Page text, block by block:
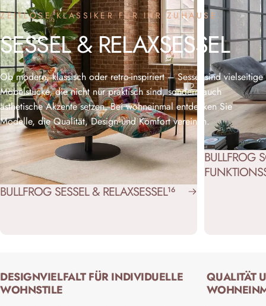
ZEITLOSE KLASSIKER FÜR IHR ZUHAUSE.
SESSEL&RELAXSESSEL
Ob modern, klassisch oder retro-inspiriert – Sessel sind vielseitige
Möbelstücke, die nicht nur praktisch sind, sondern auch
ästhetische Akzente setzen. Bei wohneinmal entdecken Sie
Modelle, die Qualität, Design und Komfort vereinen.
BULLFROG SESSEL & RELAXSESSEL16
BULLFROG
DESIGNVIELFALT FÜR INDIVIDUELLE
WOHNSTILE
QUALITÄT